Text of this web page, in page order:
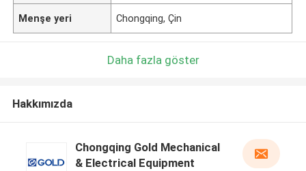
Menşe yeri Chongqing, Çin
Daha fazla göster
Hakkımızda
Chongqing Gold Mechanical
& Electrical Equipment